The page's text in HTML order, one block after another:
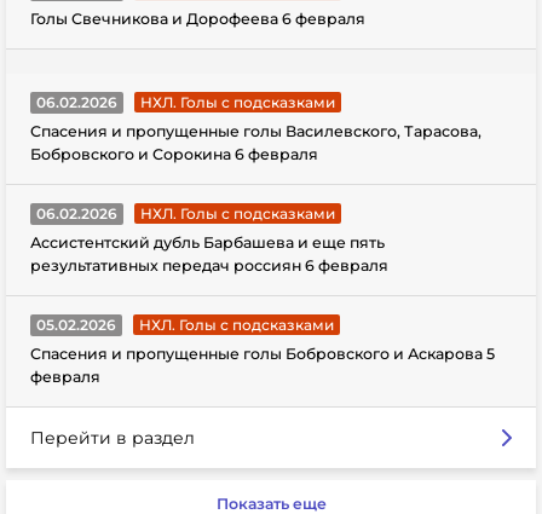
Голы Свечникова и Дорофеева 6 февраля
06.02.2026
НХЛ. Голы с подсказками
Спасения и пропущенные голы Василевского, Тарасова,
Бобровского и Сорокина 6 февраля
06.02.2026
НХЛ. Голы с подсказками
Ассистентский дубль Барбашева и еще пять
результативных передач россиян 6 февраля
05.02.2026
НХЛ. Голы с подсказками
Спасения и пропущенные голы Бобровского и Аскарова 5
февраля
Перейти в раздел
Показать еще